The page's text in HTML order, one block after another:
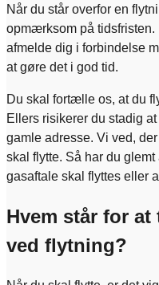
Når du står overfor en
opmærksom på
afmelde dig i forbindelse
at gøre det i god tid.
Du skal fortælle os, at du
Ellers risikerer du stadig
gamle adresse. Vi ved,
skal flytte. Så har du
gasaftale skal flyttes eller
Hvem står for
ved flytning?